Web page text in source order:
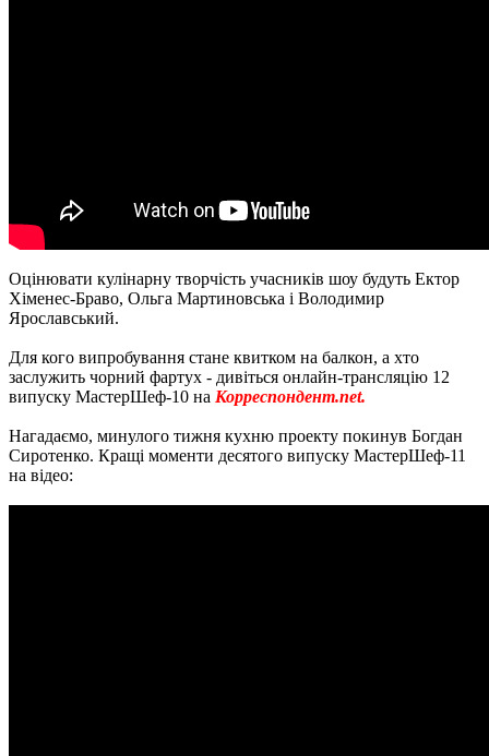
Оцінювати кулінарну творчість учасників шоу будуть Ектор
Хіменес-Браво, Ольга Мартиновська і Володимир
Ярославський.
Для кого випробування стане квитком на балкон, а хто
заслужить чорний фартух - дивіться онлайн-трансляцію 12
випуску МастерШеф-10 на Корреспондент.net.
Нагадаємо, минулого тижня кухню проекту покинув Богдан
Сиротенко. Кращі моменти десятого випуску МастерШеф-11
на відео: